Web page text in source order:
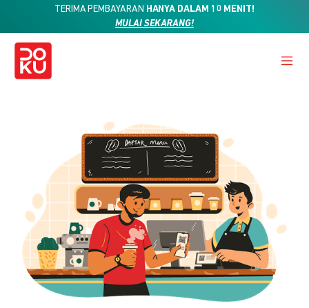
TERIMA PEMBAYARAN HANYA DALAM 10 MENIT!
MULAI SEKARANG!